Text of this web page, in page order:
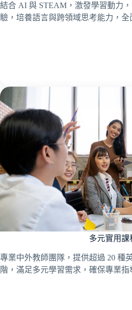
結合 AI 與 STEAM，激發學習動力
驗，培養語言與跨領域思考能力，全
多元實用課
專業中外教師團隊，提供超過 20 種
階，滿足多元學習需求，確保專業指